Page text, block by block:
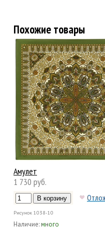
Похожие товары
Амулет
1 730 руб.
Рисунок 1038-10
Наличие:много